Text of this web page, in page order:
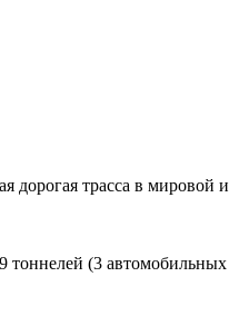
трасса в мировой
тоннелей (3